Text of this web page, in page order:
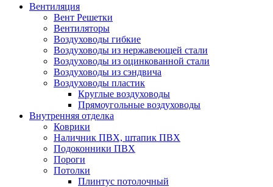
Вентиляция
Вент Решетки
Вентиляторы
Воздуховоды гибкие
Воздуховоды из нержавеющей стали
Воздуховоды из оцинкованной стали
Воздуховоды из сэндвича
Воздуховоды пластик
Круглые воздуховоды
Прямоугольные воздуховоды
Внутренняя отделка
Коврики
Наличник ПВХ, штапик ПВХ
Подоконники ПВХ
Пороги
Потолки
Плинтус потолочный